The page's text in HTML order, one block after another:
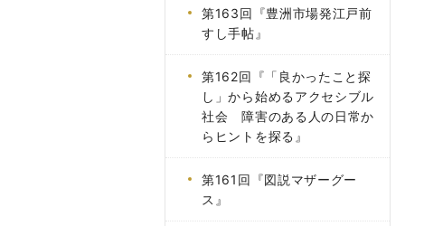
第163回『豊洲市場発江戸前
すし手帖』
第162回『「良かったこと探
し」から始めるアクセシブル
社会 障害のある人の日常か
らヒントを探る』
第161回『図説マザーグー
ス』